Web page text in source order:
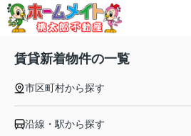
賃貸新着物件の一覧
市区町村から探す
沿線・駅から探す